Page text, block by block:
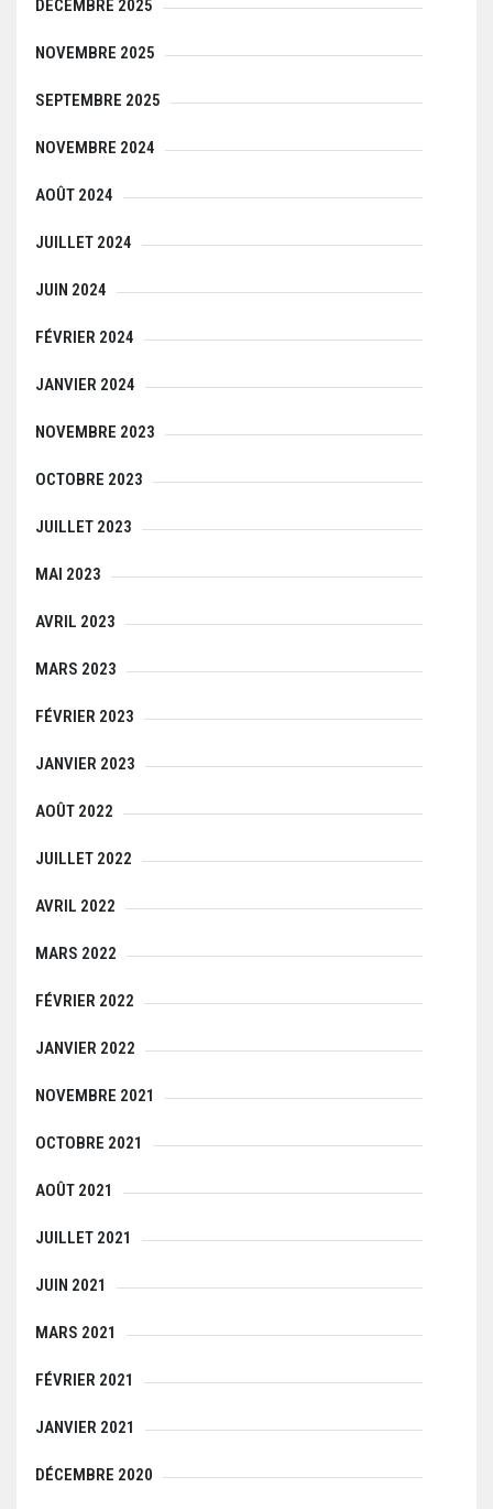
DÉCEMBRE 2025
NOVEMBRE 2025
SEPTEMBRE 2025
NOVEMBRE 2024
AOÛT 2024
JUILLET 2024
JUIN 2024
FÉVRIER 2024
JANVIER 2024
NOVEMBRE 2023
OCTOBRE 2023
JUILLET 2023
MAI 2023
AVRIL 2023
MARS 2023
FÉVRIER 2023
JANVIER 2023
AOÛT 2022
JUILLET 2022
AVRIL 2022
MARS 2022
FÉVRIER 2022
JANVIER 2022
NOVEMBRE 2021
OCTOBRE 2021
AOÛT 2021
JUILLET 2021
JUIN 2021
MARS 2021
FÉVRIER 2021
JANVIER 2021
DÉCEMBRE 2020